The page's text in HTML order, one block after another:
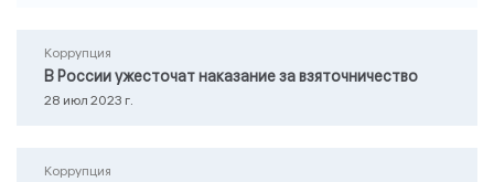
Коррупция
В России ужесточат наказание за взяточничество
28 июл 2023 г.
Коррупция